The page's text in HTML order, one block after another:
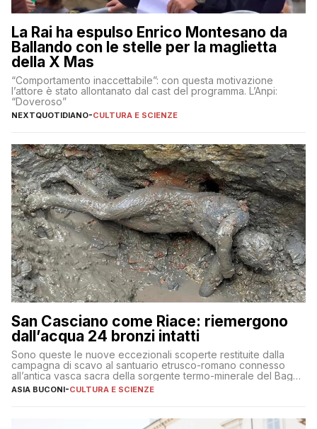
La Rai ha espulso Enrico Montesano da
Ballando con le stelle per la maglietta
della X Mas
“Comportamento inaccettabile”: con questa motivazione
l’attore è stato allontanato dal cast del programma. L’Anpi:
“Doveroso”
NEXTQUOTIDIANO-CULTURA E SCIENZE
San Casciano come Riace: riemergono
dall’acqua 24 bronzi intatti
Sono queste le nuove eccezionali scoperte restituite dalla
campagna di scavo al santuario etrusco-romano connesso
all’antica vasca sacra della sorgente termo-minerale del Bagno
Grande
ASIA BUCONI-CULTURA E SCIENZE